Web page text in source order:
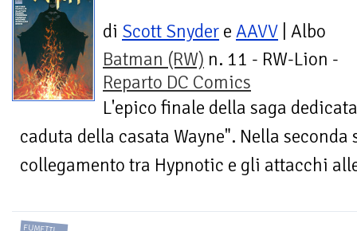
di Scott Snyder e AAVV | Albo
Batman (RW) n. 11 - RW-Lion -
Reparto DC Comics
L'epico finale della saga
caduta della casata Wayne". Nella
collegamento tra Hypnotic e gli attacchi